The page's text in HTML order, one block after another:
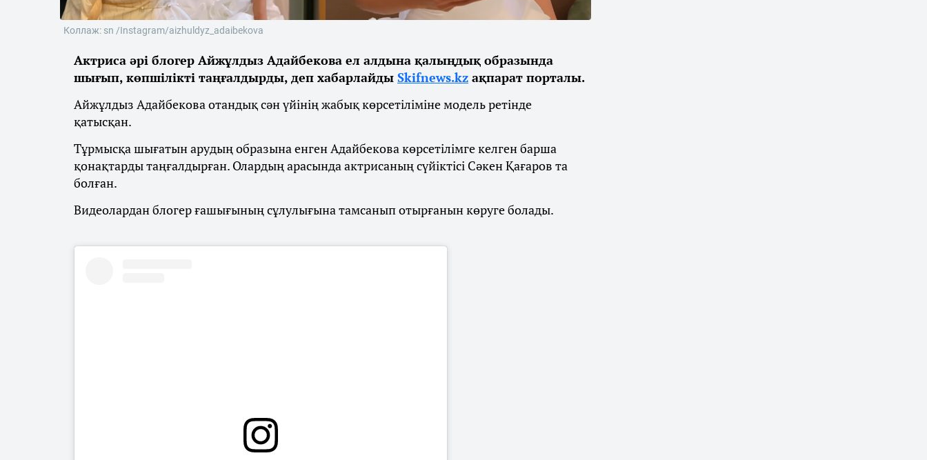
Коллаж: sn /Instagram/aizhuldyz_adaibekova
Актриса әрі блогер Айжұлдыз Адайбекова ел алдына қалыңдық образында
шығып, көпшілікті таңғалдырды, деп хабарлайды Skifnews.kz ақпарат порталы.
Айжұлдыз Адайбекова отандық сән үйінің жабық көрсетіліміне модель ретінде
қатысқан.
Тұрмысқа шығатын арудың образына енген Адайбекова көрсетілімге келген барша
қонақтарды таңғалдырған. Олардың арасында актрисаның сүйіктісі Сәкен Қағаров та
болған.
Видеолардан блогер ғашығының сұлулығына тамсанып отырғанын көруге болады.